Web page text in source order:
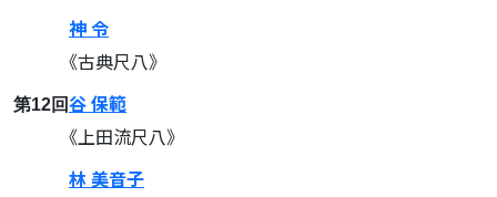
神 令
《古典尺八》
第12回谷 保範
《上田流尺八》
林 美音子